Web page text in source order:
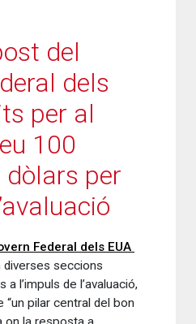
del
dels
per al
100
dòlars per
Federal dels EUA
diverses seccions
l’impuls de l’avaluació,
pilar central del bon